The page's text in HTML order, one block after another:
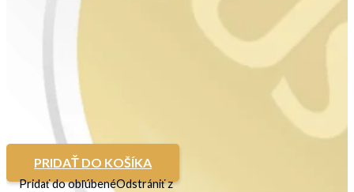
PRIDAŤ DO KOŠÍKA
Pridať do obľúbenéOdstrániť z